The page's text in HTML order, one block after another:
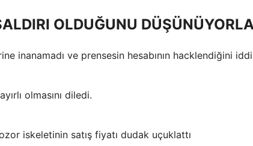
OLDUĞUNU
inanamadı ve prensesin hesabının hacklendiğini
olmasını diledi.
iskeletinin satış fiyatı dudak uçuklattı